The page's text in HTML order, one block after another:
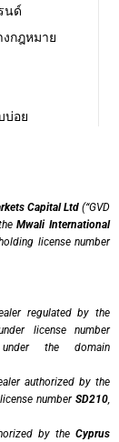
นด์
กฎหมาย
บ่อย
Capital Ltd (“GVD
Mwali International
license number
regulated by the
license number
the domain
authorized by the
numberSD210,
by theCyprus